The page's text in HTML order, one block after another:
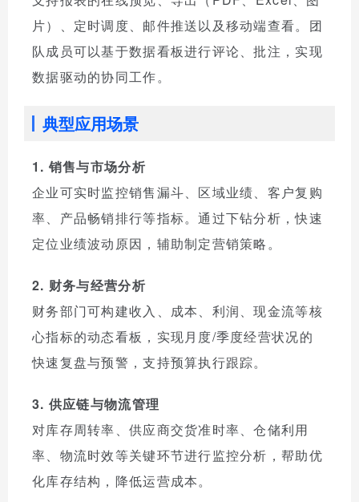
片）、定时调度、邮件推送以及移动端查看。团
队成员可以基于数据看板进行评论、批注，实现
数据驱动的协同工作。
典型应用场景
1. 销售与市场分析
企业可实时监控销售漏斗、区域业绩、客户复购
率、产品畅销排行等指标。通过下钻分析，快速
定位业绩波动原因，辅助制定营销策略。
2. 财务与经营分析
财务部门可构建收入、成本、利润、现金流等核
心指标的动态看板，实现月度/季度经营状况的
快速复盘与预警，支持预算执行跟踪。
3. 供应链与物流管理
对库存周转率、供应商交货准时率、仓储利用
率、物流时效等关键环节进行监控分析，帮助优
化库存结构，降低运营成本。